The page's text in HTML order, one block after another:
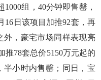
组，40分钟即售罄，
16日该项目加推92套，再
外，豪宅市场同样表现亮
推78套总价5150万元起的
半小时内售罄；同日，宝